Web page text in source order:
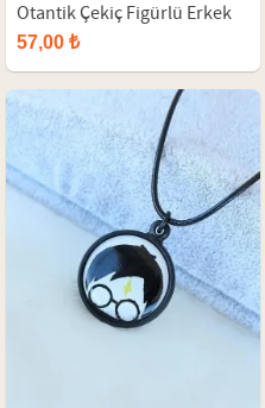
Otantik Çekiç Figürlü Erkek
Kolye
57,00 ₺